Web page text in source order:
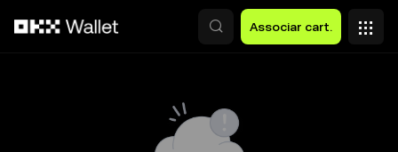
Associar cart.